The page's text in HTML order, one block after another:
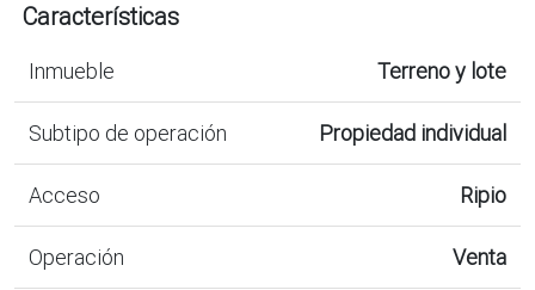
Características
Inmueble Terreno y lote
Subtipo de operación Propiedad individual
Acceso Ripio
Operación Venta